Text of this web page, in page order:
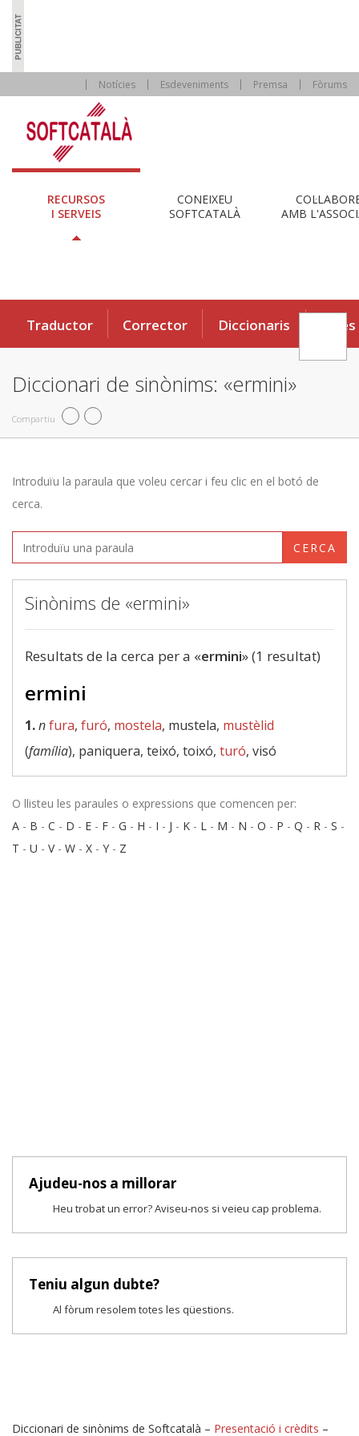
Notícies Esdeveniments Premsa Fòrums
RECURSOS
I SERVEIS
CONEIXEU
SOFTCATALÀ
AMB
Traductor Corrector Diccionaris Eines
Diccionari de sinònims: «ermini»
Compartiu
Introduïu la paraula que voleu cercar i feu clic en el botó de
cerca.
CERCA
Sinònims de «ermini»
Resultats de la cerca per a «ermini» (1 resultat)
ermini
1.nfura, furó, mostela, mustela, mustèlid
(família), paniquera, teixó, toixó, turó, visó
O llisteu les paraules o expressions que comencen per:
A - B - C - D - E - F - G - H - I - J - K - L - M - N - O - P - Q - R - S -
T - U - V- W - X - Y - Z
Ajudeu-nos a millorar
Heu trobat un error? Aviseu-nos si veieu cap problema.
Teniu algun dubte?
Al fòrum resolem totes les qüestions.
Diccionari de sinònims de Softcatalà – Presentació i crèdits –